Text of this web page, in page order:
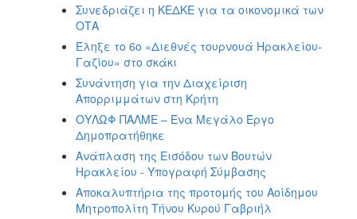
Συνεδριάζει η ΚΕΔΚΕ για τα οικονομικά των
ΟΤΑ
Έληξε το 6ο «Διεθνές τουρνουά Ηρακλείου-
Γαζίου» στο σκάκι
Συνάντηση για την Διαχείριση
Απορριμμάτων στη Κρήτη
ΟΥΛΩΦ ΠΑΛΜΕ – Ένα Μεγάλο Έργο
Δημοπρατήθηκε
Ανάπλαση της Εισόδου των Βουτών
Ηρακλείου - Υπογραφή Σύμβασης
Αποκαλυπτήρια της προτομής του Αοίδημου
Μητροπολίτη Τήνου Κυρού Γαβριήλ